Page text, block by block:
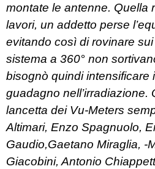
montate le antenne. Quella
lavori, un addetto perse
evitando così di rovinare
sistema a 360° non
bisognò quindi intensificare
guadagno
lancetta dei Vu-Meters
Altimari, Enzo Spagnuolo,
Gaudio,Gaetano Miraglia, -
Giacobini, Antonio